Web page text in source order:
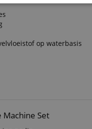
op waterbasis
Machine Set
Niet-